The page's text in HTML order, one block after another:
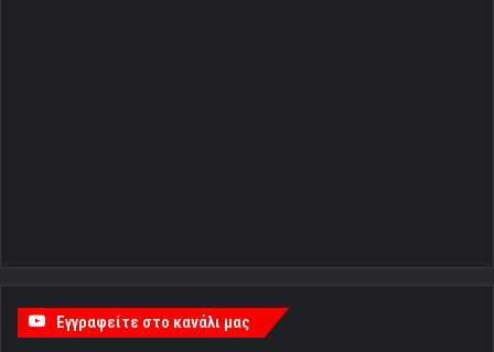
Εγγραφείτε στο κανάλι μας